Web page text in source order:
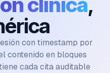
con timestamp por
contenido en bloques
cada cita auditable